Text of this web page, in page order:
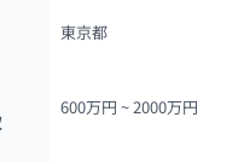
東京都
600万円 ~ 2000万円